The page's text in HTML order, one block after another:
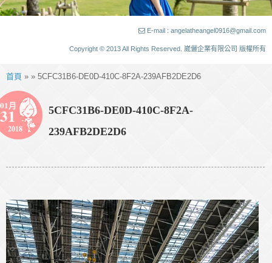
E-mail : angelatheangel0916@gmail.com
Copyright © 2013 All Rights Reserved. 崴儷企業有限公司 版權所有
首頁 » » 5CFC31B6-DE0D-410C-8F2A-239AFB2DE2D6
01月
31
2018
5CFC31B6-DE0D-410C-8F2A-
239AFB2DE2D6